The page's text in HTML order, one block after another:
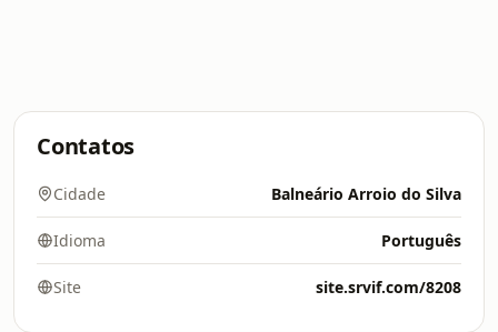
Contatos
Cidade Balneário Arroio do Silva
Idioma Português
Site site.srvif.com/8208